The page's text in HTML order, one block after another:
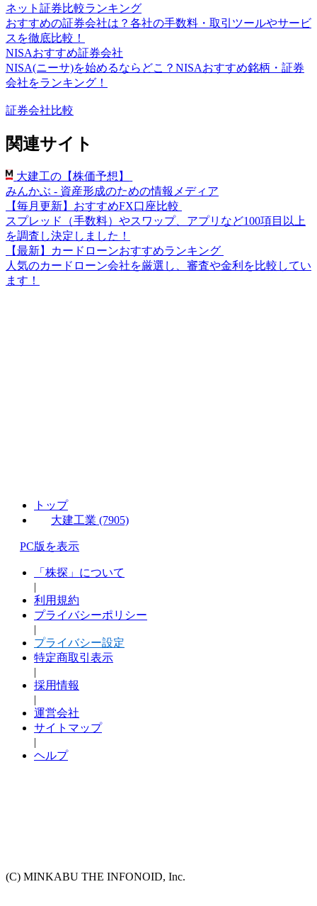
ネット証券比較ランキング
おすすめの証券会社は？各社の手数料・取引ツールやサービ
スを徹底比較！
NISAおすすめ証券会社
NISA(ニーサ)を始めるならどこ？NISAおすすめ銘柄・証券
会社をランキング！
証券会社比較
関連サイト
大建工の【株価予想】
みんかぶ - 資産形成のための情報メディア
【毎月更新】おすすめFX口座比較
スプレッド（手数料）やスワップ、アプリなど100項目以上
を調査し決定しました！
【最新】カードローンおすすめランキング
人気のカードローン会社を厳選し、審査や金利を比較してい
ます！
トップ
大建工業 (7905)
PC版を表示
「株探」について
|
利用規約
プライバシーポリシー
|
プライバシー設定
特定商取引表示
|
採用情報
|
運営会社
サイトマップ
|
ヘルプ
(C) MINKABU THE INFONOID, Inc.